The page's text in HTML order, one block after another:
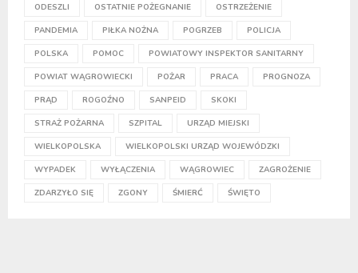
ODESZLI OSTATNIE POŻEGNANIE OSTRZEŻENIE
PANDEMIA PIŁKA NOŻNA POGRZEB POLICJA
POLSKA POMOC POWIATOWY INSPEKTOR SANITARNY
POWIAT WĄGROWIECKI POŻAR PRACA PROGNOZA
PRĄD ROGOŹNO SANPEID SKOKI
STRAŻ POŻARNA SZPITAL URZĄD MIEJSKI
WIELKOPOLSKA WIELKOPOLSKI URZĄD WOJEWÓDZKI
WYPADEK WYŁĄCZENIA WĄGROWIEC ZAGROŻENIE
ZDARZYŁO SIĘ ZGONY ŚMIERĆ ŚWIĘTO